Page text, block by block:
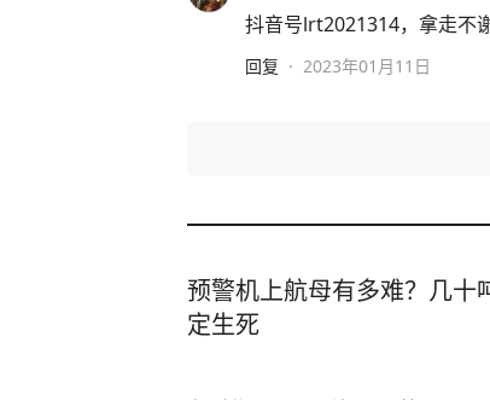
抖音号lrt2021314，拿走不
回复 · 2023年01月11日
预警机上航母有多难？几十
定生死